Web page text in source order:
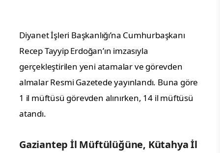
Diyanet İşleri Başkanlığı’na Cumhurbaşkanı
Recep Tayyip Erdoğan’ın imzasıyla
gerçekleştirilen yeni atamalar ve görevden
almalar Resmi Gazetede yayınlandı. Buna göre
1 il müftüsü görevden alınırken, 14 il müftüsü
atandı.
Gaziantep İl Müftülüğüne, Kütahya İl